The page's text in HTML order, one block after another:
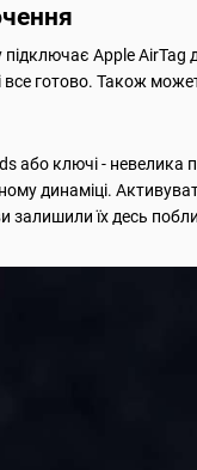
Apple
все готово. Також
або ключі -
динаміці.
їх десь